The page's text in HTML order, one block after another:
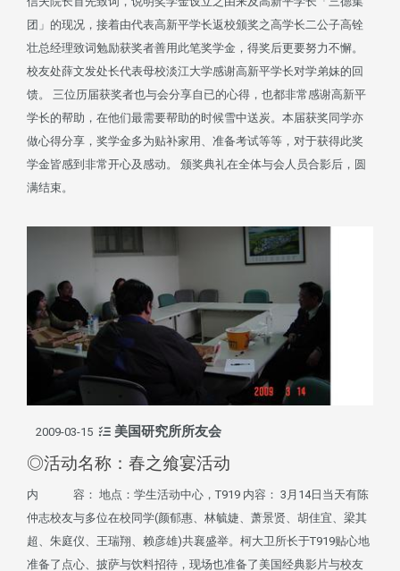
团」的现况，接着由代表高新平学长返校颁奖之高学长二公子高铨
壮总经理致词勉励获奖者善用此笔奖学金，得奖后更要努力不懈。
校友处薛文发处长代表母校淡江大学感谢高新平学长对学弟妹的回
馈。 三位历届获奖者也与会分享自已的心得，也都非常感谢高新平
学长的帮助，在他们最需要帮助的时候雪中送炭。本届获奖同学亦
做心得分享，奖学金多为贴补家用、准备考试等等，对于获得此奖
学金皆感到非常开心及感动。 颁奖典礼在全体与会人员合影后，圆
满结束。
2009-03-15 美国研究所所友会
◎活动名称：春之飨宴活动
内 容： 地点：学生活动中心，T919 内容： 3月14日当天有陈
仲志校友与多位在校同学(颜郁惠、林毓婕、萧景贤、胡佳宜、梁其
超、朱庭仪、王瑞翔、赖彦雄)共襄盛举。柯大卫所长于T919贴心地
准备了点心、披萨与饮料招待，现场也准备了美国经典影片与校友